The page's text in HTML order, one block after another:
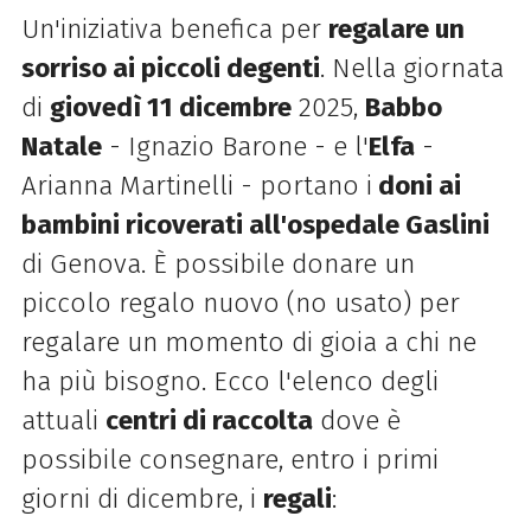
Un'iniziativa benefica per regalare un
sorriso ai piccoli degenti. Nella giornata
di giovedì 11 dicembre2025, Babbo
Natale- Ignazio Barone - e l'Elfa-
Arianna Martinelli - portano i doni ai
bambini ricoverati all'ospedale Gaslini
di Genova. È possibile donare un
piccolo regalo nuovo (no usato) per
regalare un momento di gioia a chi ne
ha più bisogno. Ecco l'elenco degli
attuali centri di raccoltadove è
possibile consegnare, entro i primi
giorni di dicembre, i regali: